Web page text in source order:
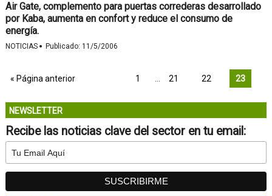
Air Gate, complemento para puertas correderas desarrollado
por Kaba, aumenta en confort y reduce el consumo de
energía.
NOTICIAS · Publicado: 11/5/2006
« Página anterior 1 21 22 23
NEWSLETTER
Recibe las noticias clave del sector en tu email: